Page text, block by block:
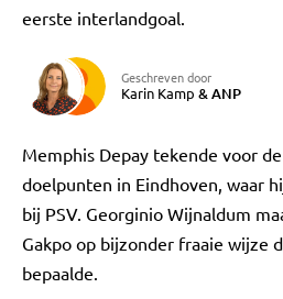
eerste interlandgoal.
Geschreven door
Karin Kamp &ANP
Memphis Depay tekende voor
doelpunten in Eindhoven, waar
bij PSV. Georginio Wijnaldum
Gakpo op bijzonder fraaie wijze
bepaalde.